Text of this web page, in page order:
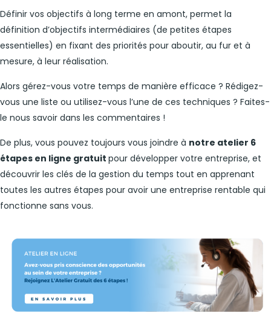
Définir vos objectifs à long terme en amont, permet la
définition d’objectifs intermédiaires (de petites étapes
essentielles) en fixant des priorités pour aboutir, au fur et à
mesure, à leur réalisation.
Alors gérez-vous votre temps de manière efficace ? Rédigez-
vous une liste ou utilisez-vous l’une de ces techniques ? Faites-
le nous savoir dans les commentaires !
De plus, vous pouvez toujours vous joindre à notre atelier 6
étapes en ligne gratuit pour développer votre entreprise, et
découvrir les clés de la gestion du temps tout en apprenant
toutes les autres étapes pour avoir une entreprise rentable qui
fonctionne sans vous.